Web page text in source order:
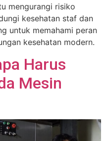
mengurangi risiko
kesehatan staf dan
untuk memahami peran
kesehatan modern.
Harus
Mesin